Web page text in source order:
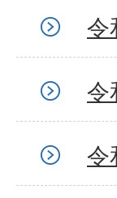
令
令
令